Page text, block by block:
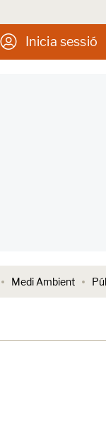
Inicia sessió
Medi Ambient